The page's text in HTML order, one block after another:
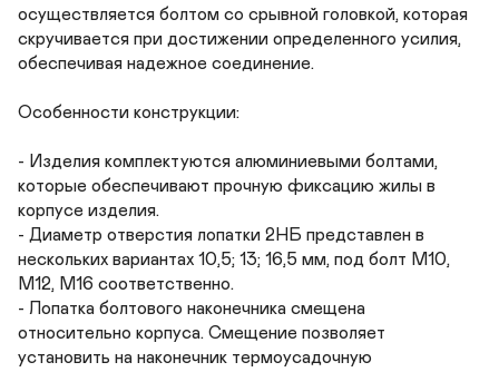
осуществляется болтом со срывной головкой, которая
скручивается при достижении определенного усилия,
обеспечивая надежное соединение.
Особенности конструкции:
- Изделия комплектуются алюминиевыми болтами,
которые обеспечивают прочную фиксацию жилы в
корпусе изделия.
- Диаметр отверстия лопатки 2НБ представлен в
нескольких вариантах 10,5; 13; 16,5 мм, под болт М10,
М12, М16 соответственно.
- Лопатка болтового наконечника смещена
относительно корпуса. Смещение позволяет
установить на наконечник термоусадочную